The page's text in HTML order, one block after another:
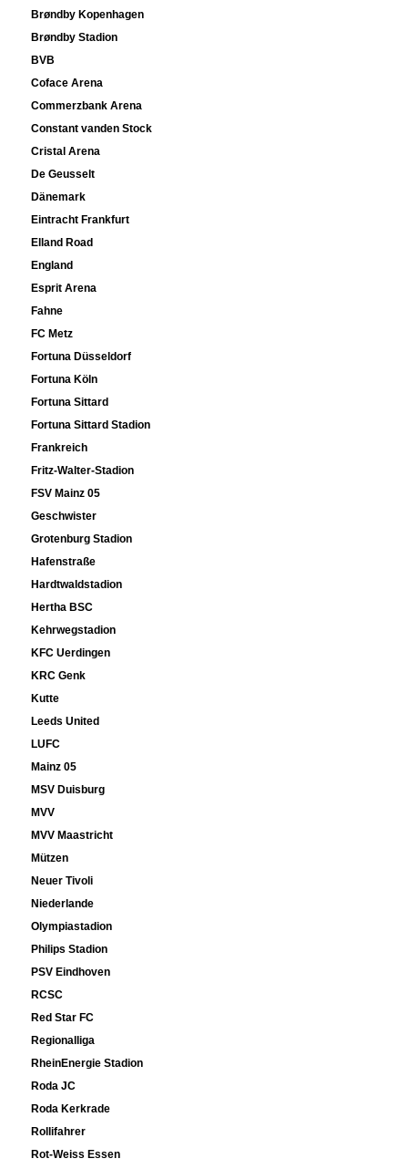
Brøndby Kopenhagen
Brøndby Stadion
BVB
Coface Arena
Commerzbank Arena
Constant vanden Stock
Cristal Arena
De Geusselt
Dänemark
Eintracht Frankfurt
Elland Road
England
Esprit Arena
Fahne
FC Metz
Fortuna Düsseldorf
Fortuna Köln
Fortuna Sittard
Fortuna Sittard Stadion
Frankreich
Fritz-Walter-Stadion
FSV Mainz 05
Geschwister
Grotenburg Stadion
Hafenstraße
Hardtwaldstadion
Hertha BSC
Kehrwegstadion
KFC Uerdingen
KRC Genk
Kutte
Leeds United
LUFC
Mainz 05
MSV Duisburg
MVV
MVV Maastricht
Mützen
Neuer Tivoli
Niederlande
Olympiastadion
Philips Stadion
PSV Eindhoven
RCSC
Red Star FC
Regionalliga
RheinEnergie Stadion
Roda JC
Roda Kerkrade
Rollifahrer
Rot-Weiss Essen